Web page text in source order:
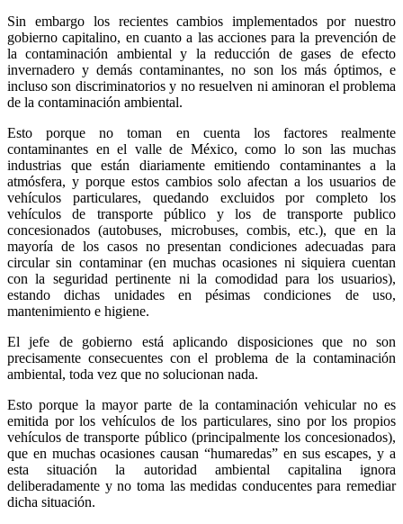
Sin embargo los recientes cambios implementados por nuestro
gobierno capitalino, en cuanto a las acciones para la prevención de
la contaminación ambiental y la reducción de gases de efecto
invernadero y demás contaminantes, no son los más óptimos, e
incluso son discriminatorios y no resuelven ni aminoran el problema
de la contaminación ambiental.
Esto porque no toman en cuenta los factores realmente
contaminantes en el valle de México, como lo son las muchas
industrias que están diariamente emitiendo contaminantes a la
atmósfera, y porque estos cambios solo afectan a los usuarios de
vehículos particulares, quedando excluidos por completo los
vehículos de transporte público y los de transporte publico
concesionados (autobuses, microbuses, combis, etc.), que en la
mayoría de los casos no presentan condiciones adecuadas para
circular sin contaminar (en muchas ocasiones ni siquiera cuentan
con la seguridad pertinente ni la comodidad para los usuarios),
estando dichas unidades en pésimas condiciones de uso,
mantenimiento e higiene.
El jefe de gobierno está aplicando disposiciones que no son
precisamente consecuentes con el problema de la contaminación
ambiental, toda vez que no solucionan nada.
Esto porque la mayor parte de la contaminación vehicular no es
emitida por los vehículos de los particulares, sino por los propios
vehículos de transporte público (principalmente los concesionados),
que en muchas ocasiones causan “humaredas” en sus escapes, y a
esta situación la autoridad ambiental capitalina ignora
deliberadamente y no toma las medidas conducentes para remediar
dicha situación.